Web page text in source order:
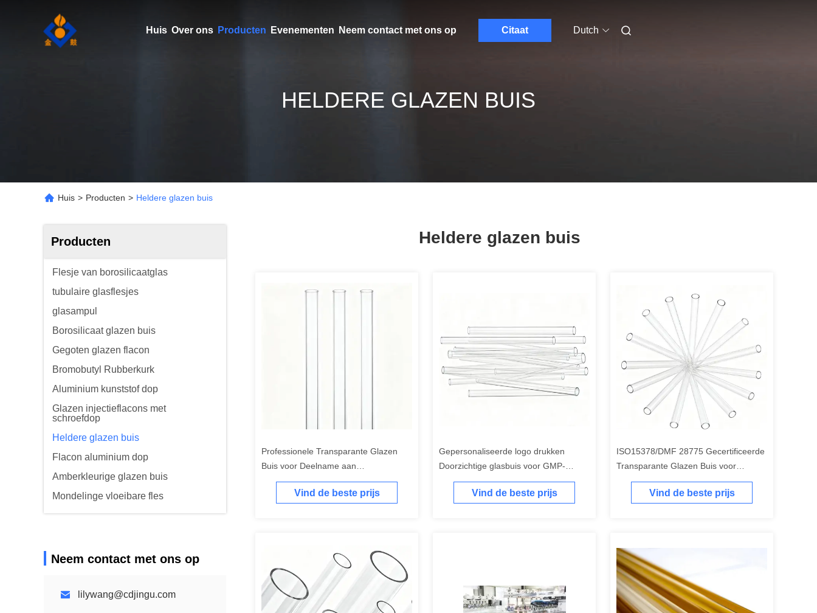
Huis Over ons Producten Evenementen Neem contact met ons op Citaat Dutch
HELDERE GLAZEN BUIS
Huis > Producten > Heldere glazen buis
Producten
Flesje van borosilicaatglas
tubulaire glasflesjes
glasampul
Borosilicaat glazen buis
Gegoten glazen flacon
Bromobutyl Rubberkurk
Aluminium kunststof dop
Glazen injectieflacons met
schroefdop
Heldere glazen buis
Flacon aluminium dop
Amberkleurige glazen buis
Mondelinge vloeibare fles
Neem contact met ons op
lilywang@cdjingu.com
Heldere glazen buis
Professionele Transparante Glazen
Buis voor Deelname aan
Tentoonstellingen
Vind de beste prijs
Gepersonaliseerde logo drukken
Doorzichtige glasbuis voor GMP-
standaard Uitvoer 6 miljard ampullen
en flaconsVind de beste prijs
ISO15378/DMF 28775 Gecertificeerde
Transparante Glazen Buis voor
Farmaceutische Toepassingen in
Amberkleurige Verpakking
Vind de beste prijs